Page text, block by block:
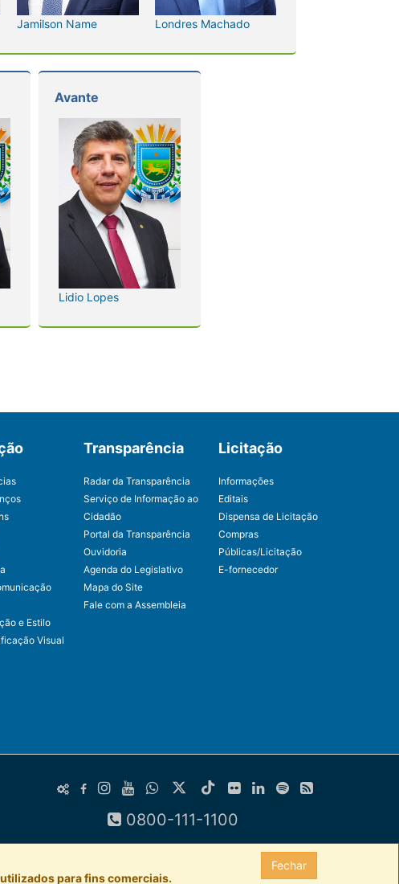
Jamilson Name Londres Machado
Avante
Lidio Lopes
e Estilo
Visual
Transparência
Radar da Transparência
Serviço de Informação ao
Cidadão
Portal da Transparência
Ouvidoria
Agenda do Legislativo
Mapa do Site
Fale com a Assembleia
Licitação
Informações
Editais
Dispensa de Licitação
Compras
Públicas/Licitação
E-fornecedor
0800-111-1100
Fechar
para fins comerciais.